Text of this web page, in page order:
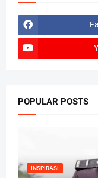
POPULAR POSTS
INSPIRASI